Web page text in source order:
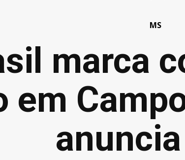
Olhar
MS
marca
em